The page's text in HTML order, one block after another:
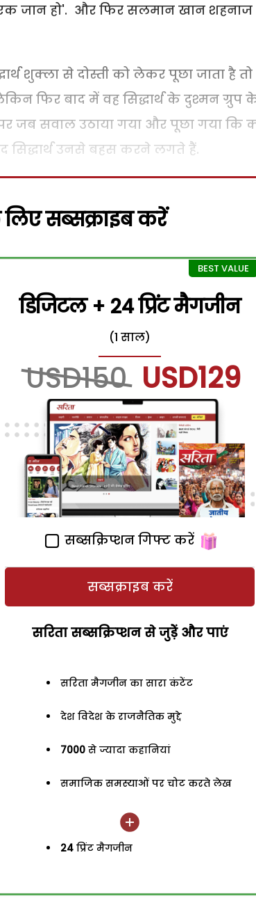
जान हो'. और फिर सलमान खान
शुक्ला से दोस्ती को लेकर पूछा जाता है तो
फिर बाद में वह सिद्धार्थ के दुश्मन ग्रुप
जब सवाल उठाया गया और पूछा गया कि
सिद्धार्थ उनसे बहस करने लगते हैं.
सब्सक्राइब करें
डिजिटल + 24 प्रिंट मैगजीन
(1 साल)
USD150 USD129
सब्सक्रिप्शन गिफ्ट करें
सब्सक्राइब करें
सरिता सब्सक्रिप्शन से जुड़ेें और पाएं
सरिता मैगजीन का सारा कंटेंट
देश विदेश के राजनैतिक मुद्दे
7000 से ज्यादा कहानियां
समाजिक समस्याओं पर चोट करते लेख
24 प्रिंट मैगजीन